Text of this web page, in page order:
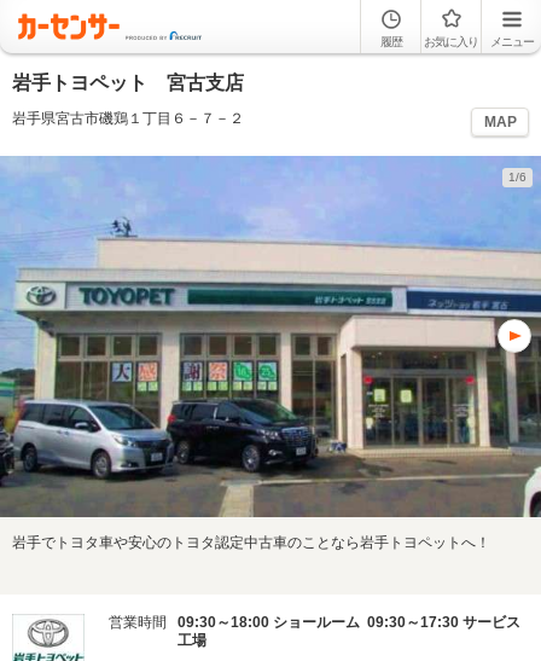
履歴 お気に入り メニュー
岩手トヨペット 宮古支店
岩手県宮古市磯鶏１丁目６－７－２ MAP
1/6
岩手でトヨタ車や安心のトヨタ認定中古車のことなら岩手トヨペットへ！
営業時間
09:30～18:00 ショールーム 09:30～17:30 サービス
工場